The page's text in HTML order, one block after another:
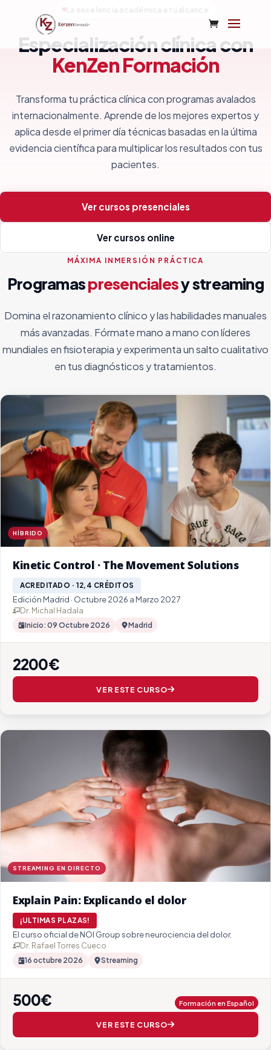
La excelencia académica a tu alcance
Especialización clínica con
KenZen Formación
Transforma tu práctica clínica con programas avalados
internacionalmente. Aprende de los mejores expertos y
aplica desde el primer día técnicas basadas en la última
evidencia científica para multiplicar los resultados con tus
pacientes.
Ver cursos presenciales
Ver cursos online
MÁXIMA INMERSIÓN PRÁCTICA
Programaspresencialesy streaming
Domina el razonamiento clínico y las habilidades manuales
más avanzadas. Fórmate mano a mano con líderes
mundiales en fisioterapia y experimenta un salto cualitativo
en tus diagnósticos y tratamientos.
HÍBRIDO
Kinetic Control · The Movement Solutions
ACREDITADO · 12,4 CRÉDITOS
Edición Madrid · Octubre 2026 a Marzo 2027
Dr. Michal Hadala
Inicio: 09 Octubre 2026 Madrid
2200€
VER ESTE CURSO
STREAMING EN DIRECTO
Explain Pain: Explicando el dolor
¡ULTIMAS PLAZAS!
El curso oficial de NOI Group sobre neurociencia del dolor.
Dr. Rafael Torres Cueco
16 octubre 2026 Streaming
500€ Formación en Español
VER ESTE CURSO